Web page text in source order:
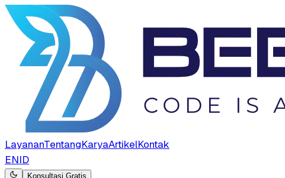
LayananTentangKaryaArtikelKontak
ENID
Konsultasi Gratis